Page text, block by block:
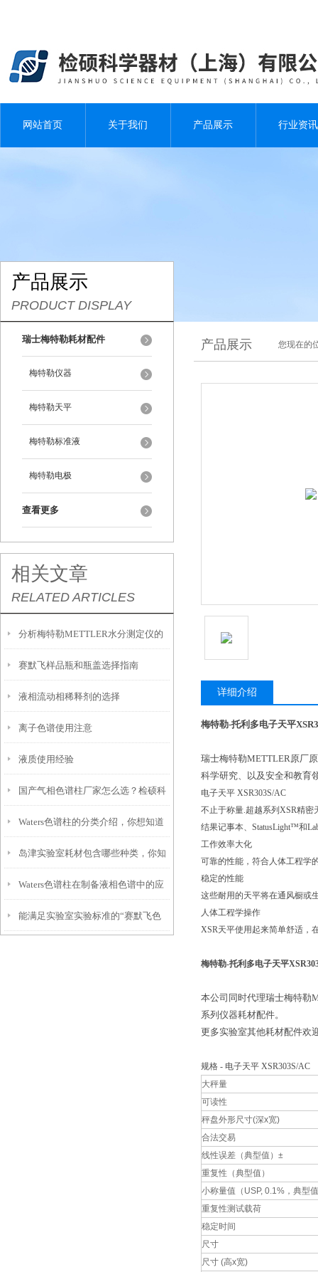
网站首页 关于我们 产品展示 行业资讯
产品展示
PRODUCT DISPLAY
瑞士梅特勒耗材配件
梅特勒仪器
梅特勒天平
梅特勒标准液
梅特勒电极
查看更多
相关文章
RELATED ARTICLES
分析梅特勒METTLER水分测定仪的
电极污染与保养
赛默飞样品瓶和瓶盖选择指南
液相流动相稀释剂的选择
离子色谱使用注意
液质使用经验
国产气相色谱柱厂家怎么选？检硕科
学性价比高 + 售后*指南
Waters色谱柱的分类介绍，你想知道
的都在这儿了！
岛津实验室耗材包含哪些种类，你知
道吗？
Waters色谱柱在制备液相色谱中的应
用有哪些？
能满足实验室实验标准的“赛默飞色
产品展示 您现在的
详细介绍
梅特勒-托利多电子天平
瑞士梅特勒METTLER原厂
科学研究、以及安全和教育
电子天平 XSR303S/AC
不止于称量.超越系列XSR精密
结果记事本、StatusLight™和
工作效率大化
可靠的性能，符合人体工程学
稳定的性能
这些耐用的天平将在通风橱或
人体工程学操作
XSR天平使用起来简单舒适，
梅特勒-托利多电子天平
本公司同时代理瑞士梅特勒
系列仪器耗材配件。
更多实验室其他耗材配件欢
规格 - 电子天平 XSR303S/AC
大秤量
可读性
秤盘外形尺寸(深x宽)
合法交易
线性误差（典型值）±
重复性（典型值）
小称量值（USP, 0.1%，典型
重复性测试载荷
稳定时间
尺寸
尺寸 (高x宽)